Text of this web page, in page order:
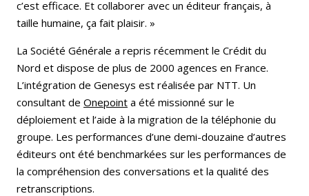
c’est efficace. Et collaborer avec un éditeur français, à
taille humaine, ça fait plaisir. »
La Société Générale a repris récemment le Crédit du
Nord et dispose de plus de 2000 agences en France.
L’intégration de Genesys est réalisée par NTT. Un
consultant de Onepoint a été missionné sur le
déploiement et l’aide à la migration de la téléphonie du
groupe. Les performances d’une demi-douzaine d’autres
éditeurs ont été benchmarkées sur les performances de
la compréhension des conversations et la qualité des
retranscriptions.